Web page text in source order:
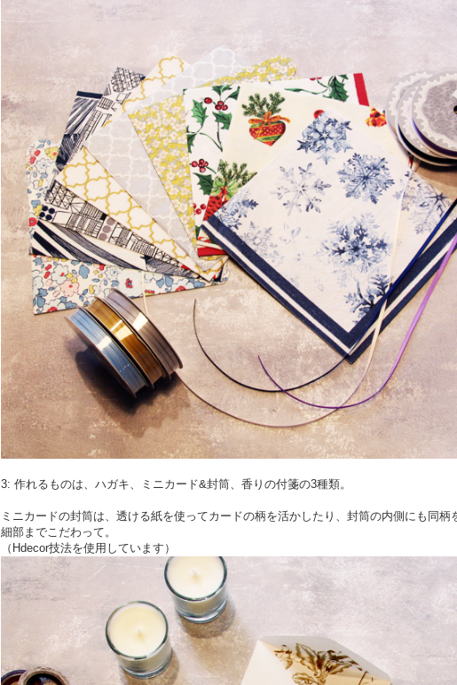
3: 作れるものは、ハガキ、ミニカード&封筒、香りの付箋の3種類。
ミニカードの封筒は、透ける紙を使ってカードの柄を活かしたり、封筒の内側にも同柄
細部までこだわって。
（Hdecor技法を使用しています）